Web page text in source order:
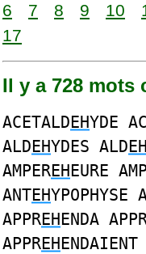
6
7 8 9 10
17
Il y a 728 mots
ACETALDEHYDE
ALDEHYDES ALDEH
AMPEREHEURE
ANTEHYPOPHYSE
APPREHENDA
APPREHENDAIENT